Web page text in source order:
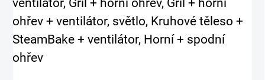
ohřev + ventilátor, světlo, Kruhové těleso +
SteamBake + ventilátor, Horní + spodní
ohřev